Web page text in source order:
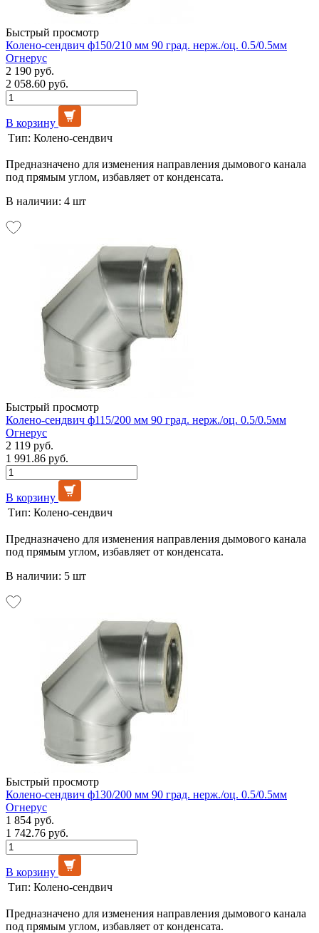
Быстрый просмотр
Колено-сендвич ф150/210 мм 90 град. нерж./оц. 0.5/0.5мм
Огнерус
2 190 руб.
2 058.60 руб.
В корзину
Тип: Колено-сендвич
Предназначено для изменения направления дымового канала
под прямым углом, избавляет от конденсата.
В наличии: 4 шт
Быстрый просмотр
Колено-сендвич ф115/200 мм 90 град. нерж./оц. 0.5/0.5мм
Огнерус
2 119 руб.
1 991.86 руб.
В корзину
Тип: Колено-сендвич
Предназначено для изменения направления дымового канала
под прямым углом, избавляет от конденсата.
В наличии: 5 шт
Быстрый просмотр
Колено-сендвич ф130/200 мм 90 град. нерж./оц. 0.5/0.5мм
Огнерус
1 854 руб.
1 742.76 руб.
В корзину
Тип: Колено-сендвич
Предназначено для изменения направления дымового канала
под прямым углом, избавляет от конденсата.